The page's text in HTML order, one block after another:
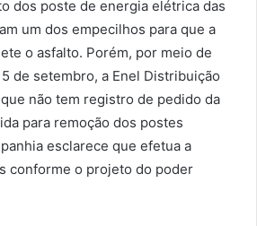
dos poste de energia elétrica das
um dos empecilhos para que a
o asfalto. Porém, por meio de
de setembro, a Enel Distribuição
não tem registro de pedido da
para remoção dos postes
esclarece que efetua a
conforme o projeto do poder